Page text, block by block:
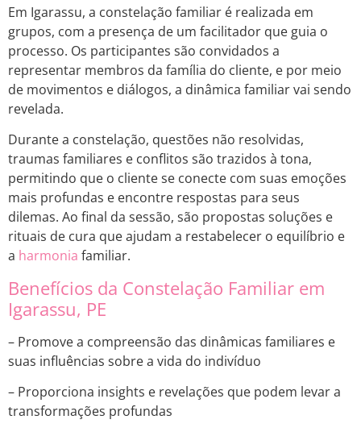
Em Igarassu, a constelação familiar é realizada em
grupos, com a presença de um facilitador que guia o
processo. Os participantes são convidados a
representar membros da família do cliente, e por meio
de movimentos e diálogos, a dinâmica familiar vai sendo
revelada.
Durante a constelação, questões não resolvidas,
traumas familiares e conflitos são trazidos à tona,
permitindo que o cliente se conecte com suas emoções
mais profundas e encontre respostas para seus
dilemas. Ao final da sessão, são propostas soluções e
rituais de cura que ajudam a restabelecer o equilíbrio e
a harmonia familiar.
Benefícios da Constelação Familiar em
Igarassu, PE
– Promove a compreensão das dinâmicas familiares e
suas influências sobre a vida do indivíduo
– Proporciona insights e revelações que podem levar a
transformações profundas